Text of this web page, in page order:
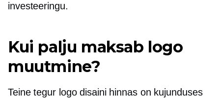
investeeringu.
Kui palju maksab logo
muutmine?
Teine tegur logo disaini hinnas on kujunduses